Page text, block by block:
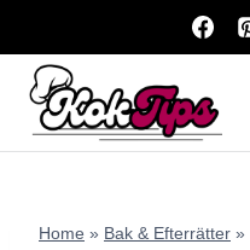
content
Home » Bak & Efterrätter »